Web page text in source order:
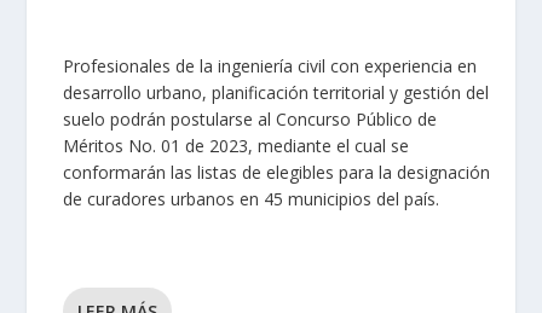
Profesionales de la ingeniería civil con experiencia en
desarrollo urbano, planificación territorial y gestión del
suelo podrán postularse al Concurso Público de
Méritos No. 01 de 2023, mediante el cual se
conformarán las listas de elegibles para la designación
de curadores urbanos en 45 municipios del país.